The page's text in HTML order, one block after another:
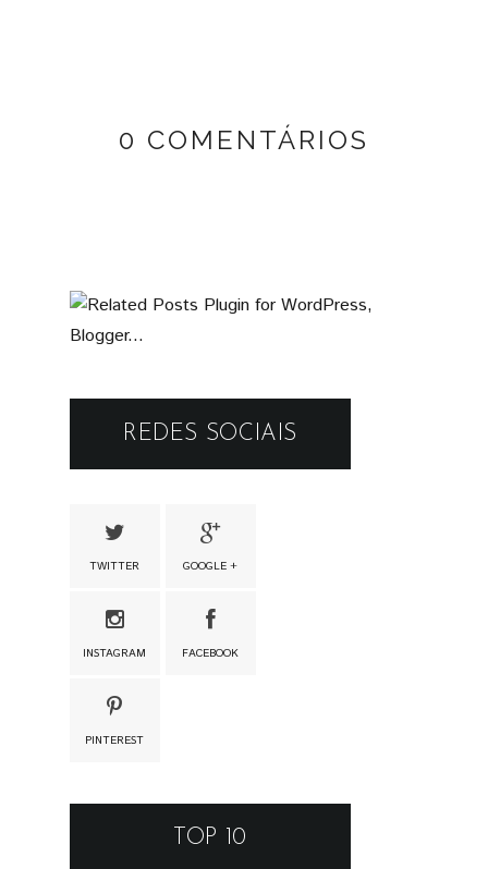
0 COMENTÁRIOS
REDES SOCIAIS
TWITTER GOOGLE +
INSTAGRAM FACEBOOK
PINTEREST
TOP 10